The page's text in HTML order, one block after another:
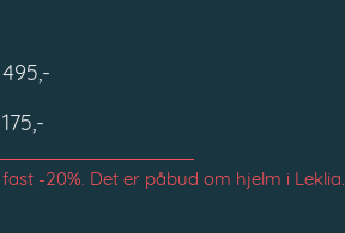
495,-
175,-
-20%. Det er påbud om hjelm i Leklia.